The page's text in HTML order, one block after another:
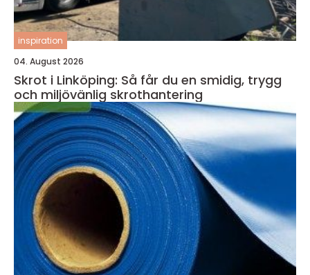
inspiration
04. August 2026
Skrot i Linköping: Så får du en smidig, trygg
och miljövänlig skrothantering